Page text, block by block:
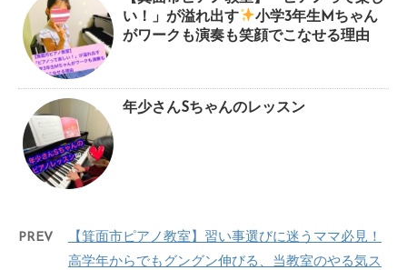
い！」が溢れ出す
小学3年生Mちゃん
がワークも演奏も笑顔でこなせる理由
年少さんSちゃんのレッスン
PREV
【箕面市ピアノ教室】習い事選びに迷うママ必見！
高学年からでもグングン伸びる、当教室のやる気ス